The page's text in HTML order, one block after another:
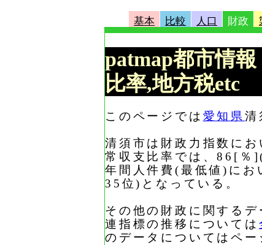
基本 比較 人口 財政
patmap都市情
比率,地方税etc
このページでは 愛知県清
清須市は財政力指数に
常収支比率では、86[％
年間人件費(最低値)に
35位)となっている。
その他の財政に関する
連指標の推移については
のデータについてはペ